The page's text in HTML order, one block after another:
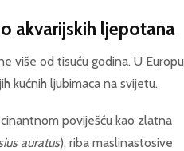
akvarijskih ljepotana
više od tisuću godina. U Europu
kućnih ljubimaca na svijetu.
poviješću kao zlatna
auratus), riba maslinastosive